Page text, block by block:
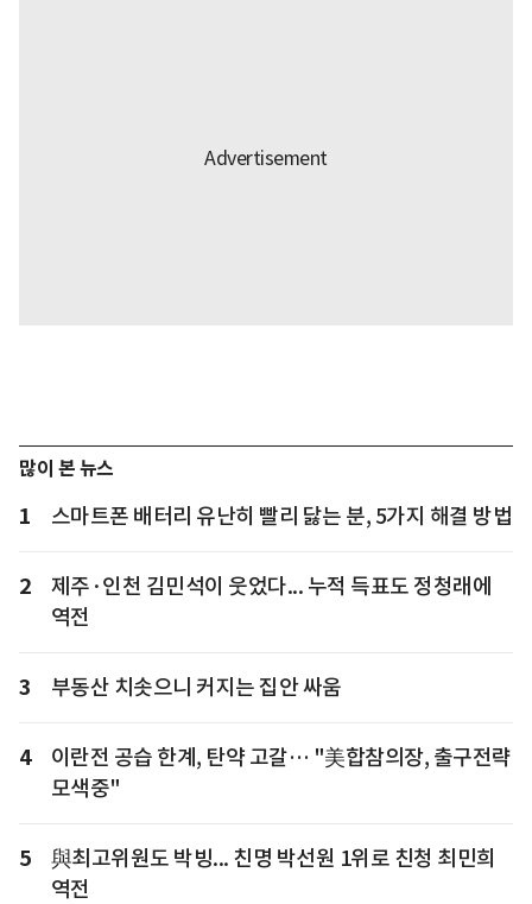
많이 본 뉴스
1 스마트폰 배터리 유난히 빨리 닳는 분, 5가지 해결 방법
2
제주·인천 김민석이 웃었다... 누적 득표도 정청래에
역전
3 부동산 치솟으니 커지는 집안 싸움
4
이란전 공습 한계, 탄약 고갈… "美합참의장, 출구전략
모색중"
5
與최고위원도 박빙... 친명 박선원 1위로 친청 최민희
역전